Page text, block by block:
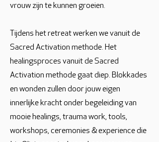
vrouw zijn te kunnen groeien.
Tijdens het retreat werken we vanuit de
Sacred Activation methode. Het
healingsproces vanuit de Sacred
Activation methode gaat diep. Blokkades
en wonden zullen door jouw eigen
innerlijke kracht onder begeleiding van
mooie healings, trauma work, tools,
workshops, ceremonies & experience die